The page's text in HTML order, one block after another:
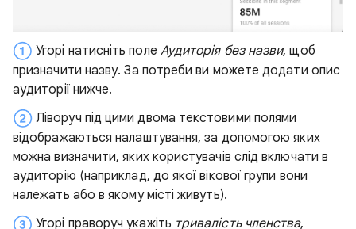
Угорі натисніть поле Аудиторія без назви, щоб
призначити назву. За потреби ви можете додати опис
аудиторії нижче.
Ліворуч під цими двома текстовими полями
відображаються налаштування, за допомогою яких
можна визначити, яких користувачів слід включати в
аудиторію (наприклад, до якої вікової групи вони
належать або в якому місті живуть).
Угорі праворуч укажіть тривалість членства,